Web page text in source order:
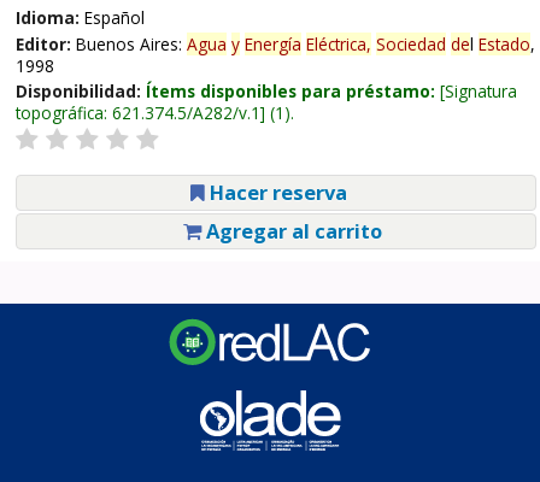
Idioma: Español
Editor: Buenos Aires: Agua y Energía Eléctrica, Sociedad del Estado,
1998
Disponibilidad: Ítems disponibles para préstamo: Signatura
topográfica: 621.374.5/A282/v.1 (1).
Hacer reserva
Agregar al carrito